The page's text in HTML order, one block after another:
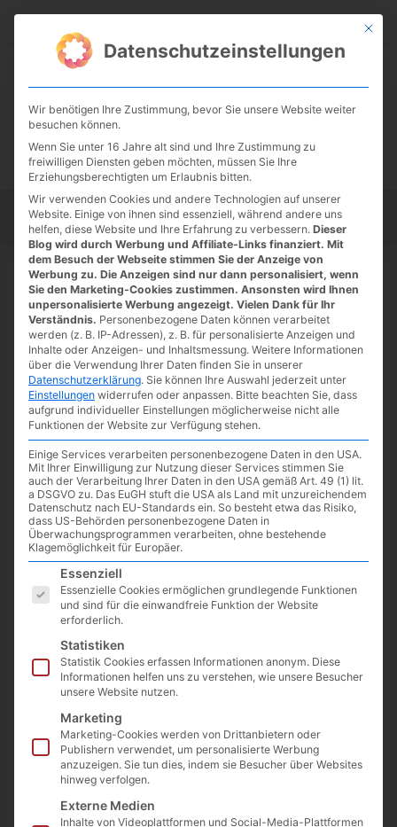
Startseite Tipps Tutorials Tests
Startseite»Android
Android
Pixel 6: nach August-Update
Probleme mit mobilem Internet und
wie ihr sie behebt
/News ,schneller Tipp
einen Kommentar
Mit
Datenschutzeinstellungen
Wir benötigen Ihre Zustimmung, bevor Sie unsere Website weiter
besuchen können.
Wenn Sie unter 16 Jahre alt sind und Ihre Zustimmung zu
freiwilligen Diensten geben möchten, müssen Sie Ihre
Erziehungsberechtigten um Erlaubnis bitten.
Wir verwenden Cookies und andere Technologien auf unserer
Website. Einige von ihnen sind essenziell, während andere uns
helfen, diese Website und Ihre Erfahrung zu verbessern. Dieser
Blog wird durch Werbung und Affiliate-Links finanziert. Mit
dem Besuch der Webseite stimmen Sie der Anzeige von
Werbung zu. Die Anzeigen sind nur dann personalisiert, wenn
Sie den Marketing-Cookies zustimmen. Ansonsten wird Ihnen
unpersonalisierte Werbung angezeigt. Vielen Dank für Ihr
Verständnis. Personenbezogene Daten können verarbeitet
werden (z. B. IP-Adressen), z. B. für personalisierte Anzeigen und
Inhalte oder Anzeigen- und Inhaltsmessung. Weitere Informationen
über die Verwendung Ihrer Daten finden Sie in unserer
Datenschutzerklärung. Sie können Ihre Auswahl jederzeit unter
Einstellungen widerrufen oder anpassen. Bitte beachten Sie, dass
aufgrund individueller Einstellungen möglicherweise nicht alle
Funktionen der Website zur Verfügung stehen.
Einige Services verarbeiten personenbezogene Daten in den USA.
Mit Ihrer Einwilligung zur Nutzung dieser Services stimmen Sie
auch der Verarbeitung Ihrer Daten in den USA gemäß Art. 49 (1) lit.
a DSGVO zu. Das EuGH stuft die USA als Land mit unzureichendem
Datenschutz nach EU-Standards ein. So besteht etwa das Risiko,
dass US-Behörden personenbezogene Daten in
Überwachungsprogrammen verarbeiten, ohne bestehende
Klagemöglichkeit für Europäer.
Es folgt eine Liste der Service-Gruppen, für die eine
Essenziell
Essenzielle Cookies ermöglichen grundlegende Funktionen
und sind für die einwandfreie Funktion der Website
erforderlich.
Statistiken
Statistik Cookies erfassen Informationen anonym. Diese
Informationen helfen uns zu verstehen, wie unsere Besucher
unsere Website nutzen.
Marketing
Marketing-Cookies werden von Drittanbietern oder
Publishern verwendet, um personalisierte Werbung
anzuzeigen. Sie tun dies, indem sie Besucher über Websites
hinweg verfolgen.
Externe Medien
Inhalte von Videoplattformen und Social-Media-Plattformen